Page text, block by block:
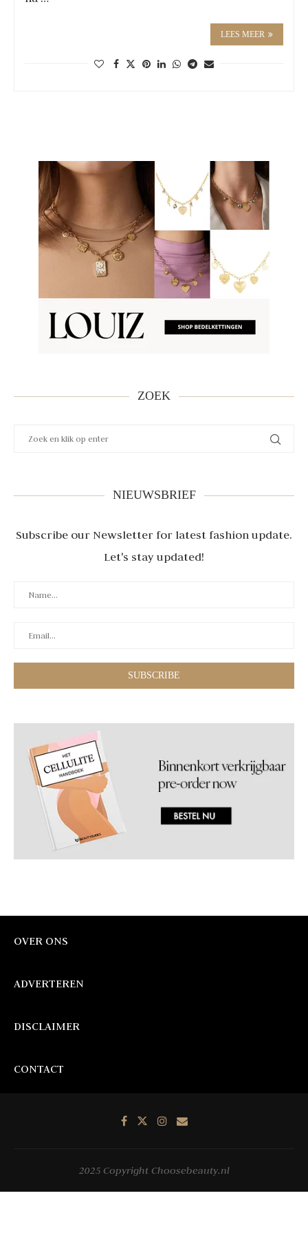
LEES MEER
ZOEK
NIEUWSBRIEF
Subscribe our Newsletter for latest fashion update.
Let's stay updated!
OVER ONS
ADVERTEREN
DISCLAIMER
CONTACT
2025 Copyright Choosebeauty.nl